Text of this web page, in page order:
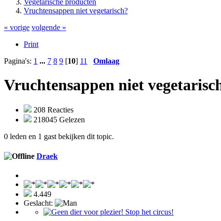
Vruchtensappen niet vegetarisch?
« vorige volgende »
Print
Pagina's: 1 ... 7 8 9 [10] 11 Omlaag
Vruchtensappen niet
208 Reacties
218045 Gelezen
0 leden en 1 gast bekijken dit topic.
Draek
4.449
Geslacht: